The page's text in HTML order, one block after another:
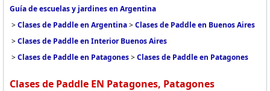
Guía de escuelas y jardines en Argentina
>Clases de Paddle en Argentina>Clases de Paddle en Buenos Aires
>Clases de Paddle en Interior Buenos Aires
>Clases de Paddle en Patagones>Clases de Paddle en Patagones
Clases de Paddle EN Patagones, Patagones